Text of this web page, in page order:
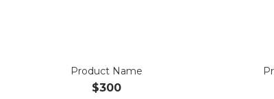
Product Name
$300